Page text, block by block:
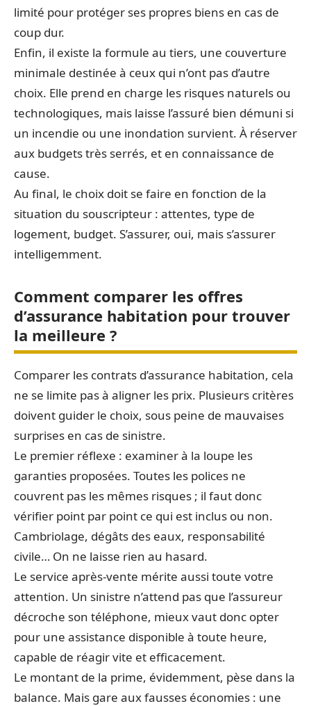
limité pour protéger ses propres biens en cas de
coup dur.
Enfin, il existe la formule au tiers, une couverture
minimale destinée à ceux qui n’ont pas d’autre
choix. Elle prend en charge les risques naturels ou
technologiques, mais laisse l’assuré bien démuni si
un incendie ou une inondation survient. À réserver
aux budgets très serrés, et en connaissance de
cause.
Au final, le choix doit se faire en fonction de la
situation du souscripteur : attentes, type de
logement, budget. S’assurer, oui, mais s’assurer
intelligemment.
Comment comparer les offres
d’assurance habitation pour trouver
la meilleure ?
Comparer les contrats d’assurance habitation, cela
ne se limite pas à aligner les prix. Plusieurs critères
doivent guider le choix, sous peine de mauvaises
surprises en cas de sinistre.
Le premier réflexe : examiner à la loupe les
garanties proposées. Toutes les polices ne
couvrent pas les mêmes risques ; il faut donc
vérifier point par point ce qui est inclus ou non.
Cambriolage, dégâts des eaux, responsabilité
civile… On ne laisse rien au hasard.
Le service après-vente mérite aussi toute votre
attention. Un sinistre n’attend pas que l’assureur
décroche son téléphone, mieux vaut donc opter
pour une assistance disponible à toute heure,
capable de réagir vite et efficacement.
Le montant de la prime, évidemment, pèse dans la
balance. Mais gare aux fausses économies : une